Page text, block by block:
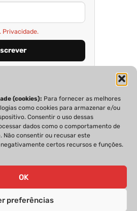
(cookies): Para fornecer as melhores
como cookies para armazenar e/ou
Consentir o uso dessas
dados como o comportamento de
Não consentir ou recusar este
certos recursos e funções.
OK
preferências
Privacidade.
TÉCNICA
ESTATUTO EDITORIAL